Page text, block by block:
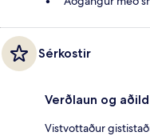
Sérkostir
Verðlaun og aðild
Vistvottaður